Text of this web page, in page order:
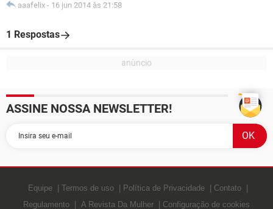
aaafelix - 16 jun 2014 às 21:58
1 Respostas
ASSINE NOSSA NEWSLETTER!
Equipe Termos de uso Política de Privacidade
Contato
Regulamento
A Revista Da Mulher Configuração de cookies